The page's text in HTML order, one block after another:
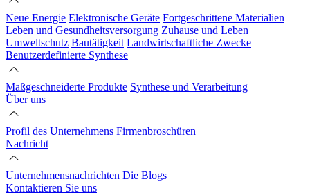
Neue Energie Elektronische Geräte Fortgeschrittene Materialien
Leben und Gesundheitsversorgung Zuhause und Leben
Umweltschutz Bautätigkeit Landwirtschaftliche Zwecke
Benutzerdefinierte Synthese
Maßgeschneiderte Produkte Synthese und Verarbeitung
Über uns
Profil des Unternehmens Firmenbroschüren
Nachricht
Unternehmensnachrichten Die Blogs
Kontaktieren Sie uns